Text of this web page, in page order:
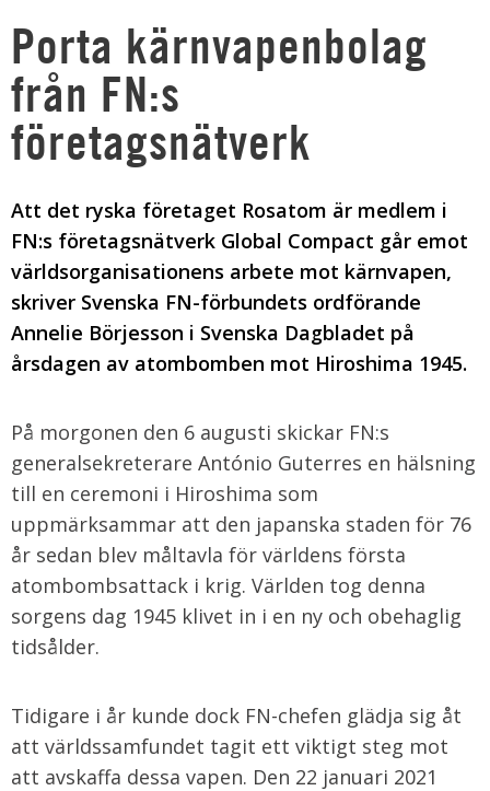
Porta kärnvapenbolag
från FN:s
företagsnätverk
Att det ryska företaget Rosatom är medlem i
FN:s företagsnätverk Global Compact går emot
världsorganisationens arbete mot kärnvapen,
skriver Svenska FN-förbundets ordförande
Annelie Börjesson i Svenska Dagbladet på
årsdagen av atombomben mot Hiroshima 1945.
På morgonen den 6 augusti skickar FN:s
generalsekreterare António Guterres en hälsning
till en ceremoni i Hiroshima som
uppmärksammar att den japanska staden för 76
år sedan blev måltavla för världens första
atombombsattack i krig. Världen tog denna
sorgens dag 1945 klivet in i en ny och obehaglig
tidsålder.
Tidigare i år kunde dock FN-chefen glädja sig åt
att världssamfundet tagit ett viktigt steg mot
att avskaffa dessa vapen. Den 22 januari 2021